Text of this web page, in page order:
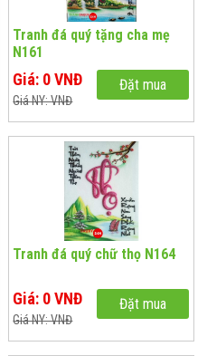
Tranh đá quý tặng cha mẹ
N161
Giá: 0 VNĐ
Giá NY: VNĐ
Đặt mua
Tranh đá quý chữ thọ N164
Giá: 0 VNĐ
Giá NY: VNĐ
Đặt mua